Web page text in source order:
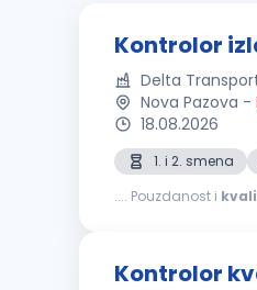
Kontrolor
Delta
Nova Pazova -
18.08.2026
1. i 2. smena
.... Pouzdanost i
Kontrolor